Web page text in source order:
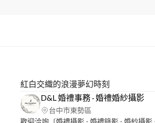
紅白交織的浪漫夢幻時刻
D&L 婚禮事務 · 婚禮婚紗攝影
台中市東勢區
歡迎洽詢〔婚禮攝影 - 婚禮錄影 - 婚紗攝影